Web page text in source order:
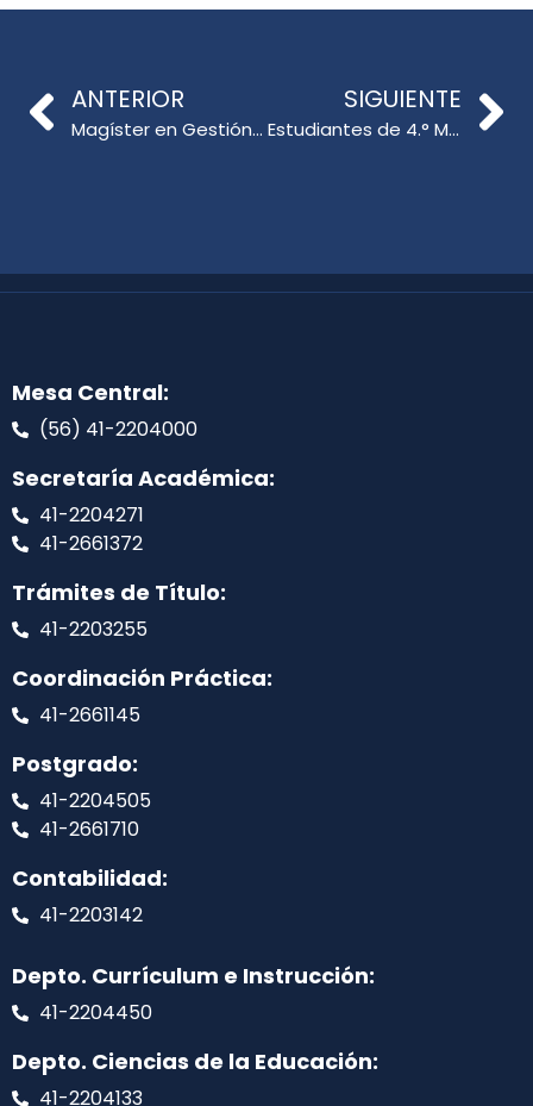
ANTERIOR
Magíster en Gestión y liderazgo Educativo realizó conversatorio junto a Dr. Santiago Rincón-Gallardo y directivos escolares líderes en innovación
SIGUIENTE
Estudiantes de 4.° Medio Viven una Clase Universitaria Real en la UdeC
Mesa Central:
(56) 41-2204000
Secretaría Académica:
41-2204271
41-2661372
Trámites de Título:
41-2203255
Coordinación Práctica:
41-2661145
Postgrado:
41-2204505
41-2661710
Contabilidad:
41-2203142
Depto. Currículum e Instrucción:
41-2204450
Depto. Ciencias de la Educación:
41-2204133